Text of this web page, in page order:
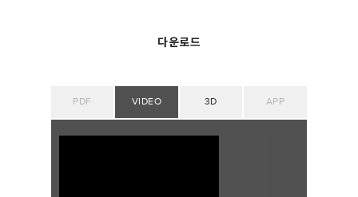
다운로드
PDF VIDEO 3D APP